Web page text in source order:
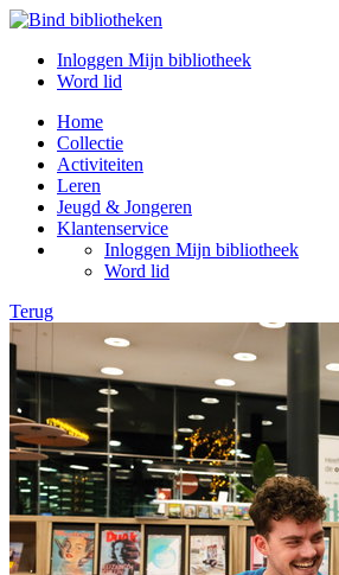
Inloggen Mijn bibliotheek
Word lid
Home
Collectie
Activiteiten
Leren
Jeugd & Jongeren
Klantenservice
Inloggen Mijn bibliotheek
Word lid
Terug